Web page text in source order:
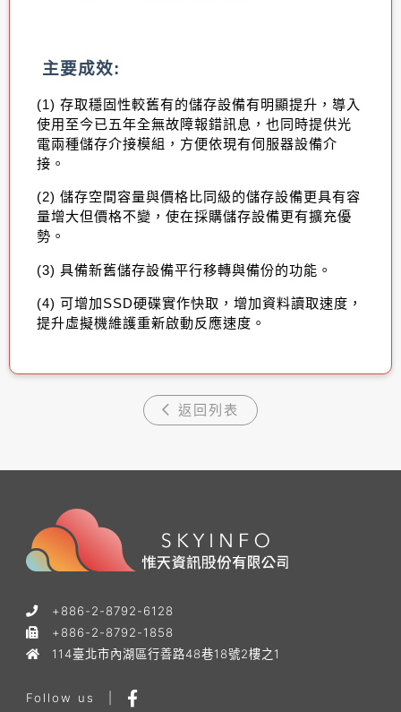
主要成效:
(1) 存取穩固性較舊有的儲存設備有明顯提升 ， 導入
使用至今已五年全無故障報錯訊息 ， 也同時提供光
電兩種儲存介接模組 ， 方便依現有伺服器設備介
接 。
(2) 儲存空間容量與價格比同級的儲存設備更具有容
量增大但價格不變 ， 使在採購儲存設備更有擴充優
勢 。
(3) 具備新舊儲存設備平行移轉與備份的功能。
(4) 可增加SSD硬碟實作快取 ， 增加資料讀取速度 ，
提升虛擬機維護重新啟動反應速度 。
返回列表
+886-2-8792-6128
+886-2-8792-1858
114臺北市內湖區行善路48巷18號2樓之1
Follow us